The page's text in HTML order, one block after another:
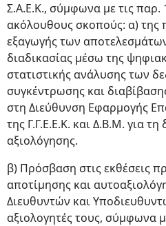
Σ.Α.Ε.Κ., σύμφωνα με τις παρ.
ακόλουθους σκοπούς: α) της
εξαγωγής των
διαδικασίας μέσω της
στατιστικής ανάλυσης των
συγκέντρωσης και
στη Διεύθυνση Εφαρμογής
της Γ.Γ.Ε.Ε.Κ. και Δ.Β.Μ. για τη
αξιολόγησης.
β) Πρόσβαση στις εκθέσεις
αποτίμησης και
Διευθυντών και
αξιολογητές τους, σύμφωνα